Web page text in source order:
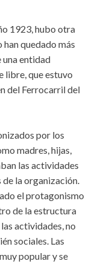
1923, hubo otra
quedado más
una entidad
libre, que estuvo
del Ferrocarril del
por los
madres, hijas,
las actividades
la organización.
el protagonismo
de la estructura
actividades, no
sociales. Las
popular y se